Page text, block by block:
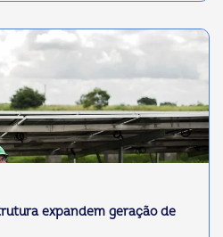
expandem geração de